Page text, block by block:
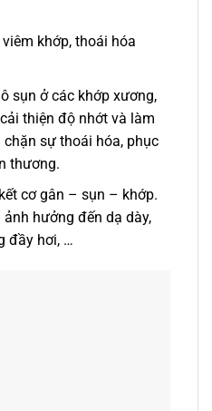
khớp, thoái hóa
sụn ở các khớp xương,
thiện độ nhớt và làm
sự thoái hóa, phục
thương.
cơ gân – sụn – khớp.
hưởng đến dạ dày,
đầy hơi, …